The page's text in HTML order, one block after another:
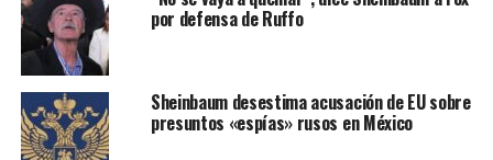
La mandataria federal expuso que afortunadamente en
México quien manda es el pueblo de México porque en
esencia la democracia radica en el pueblo, aunque ello,
la derecha mexicana, lo que quisiera es únicamente la
democracia de las élites.
por defensa de Ruffo
Sheinbaum desestima acusación de EU sobre
presuntos «espías» rusos en México